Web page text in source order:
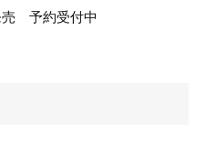
予約受付中